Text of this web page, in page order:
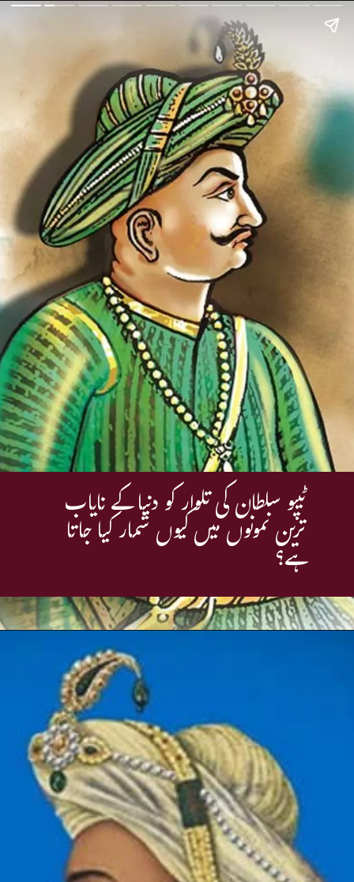
ٹیپو سلطان کی تلوار کو دنیا کے نایاب
ترین نمونوں میں کیوں شمار کیا جاتا
ہے؟